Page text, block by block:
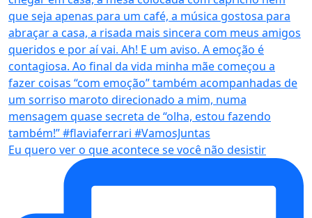
Eu quero ver o que acontece se você não desistir